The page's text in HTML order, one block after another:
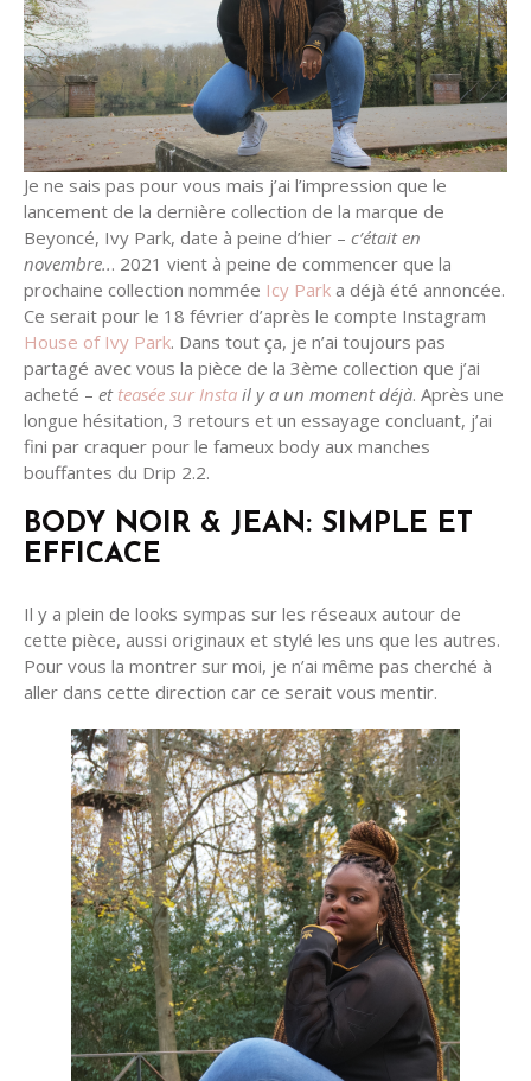
Je ne sais pas pour vous mais j’ai l’impression que le
lancement de la dernière collection de la marque de
Beyoncé, Ivy Park, date à peine d’hier – c’était en
novembre... 2021 vient à peine de commencer que la
prochaine collection nommée Icy Park a déjà été annoncée.
Ce serait pour le 18 février d’après le compte Instagram
House of Ivy Park. Dans tout ça, je n’ai toujours pas
partagé avec vous la pièce de la 3ème collection que j’ai
acheté – et teasée sur Insta il y a un moment déjà. Après une
longue hésitation, 3 retours et un essayage concluant, j’ai
fini par craquer pour le fameux body aux manches
bouffantes du Drip 2.2.
BODY NOIR & JEAN: SIMPLE ET
EFFICACE
Il y a plein de looks sympas sur les réseaux autour de
cette pièce, aussi originaux et stylé les uns que les autres.
Pour vous la montrer sur moi, je n’ai même pas cherché à
aller dans cette direction car ce serait vous mentir.